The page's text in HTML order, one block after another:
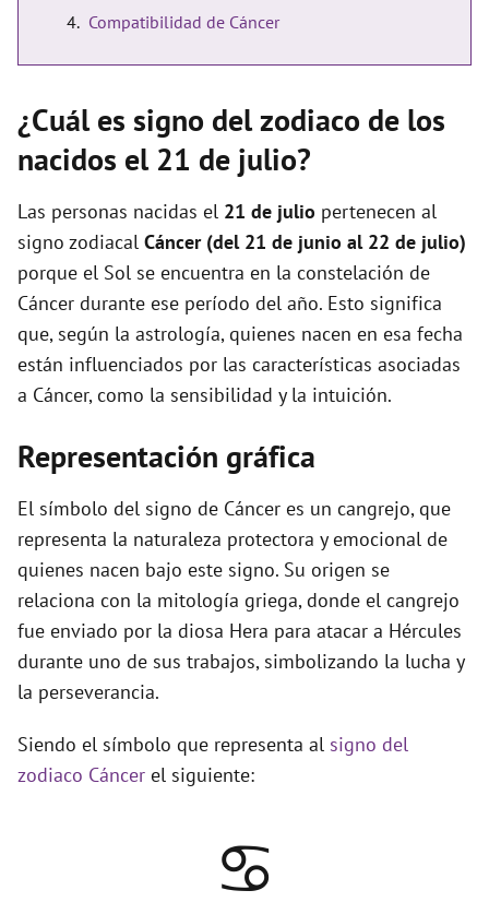
Compatibilidad de Cáncer
¿Cuál es signo del zodiaco de los
nacidos el 21 de julio?
Las personas nacidas el 21 de julio pertenecen al
signo zodiacal Cáncer (del 21 de junio al 22 de julio)
porque el Sol se encuentra en la constelación de
Cáncer durante ese período del año. Esto significa
que, según la astrología, quienes nacen en esa fecha
están influenciados por las características asociadas
a Cáncer, como la sensibilidad y la intuición.
Representación gráfica
El símbolo del signo de Cáncer es un cangrejo, que
representa la naturaleza protectora y emocional de
quienes nacen bajo este signo. Su origen se
relaciona con la mitología griega, donde el cangrejo
fue enviado por la diosa Hera para atacar a Hércules
durante uno de sus trabajos, simbolizando la lucha y
la perseverancia.
Siendo el símbolo que representa al signo del
zodiaco Cáncer el siguiente:
♋